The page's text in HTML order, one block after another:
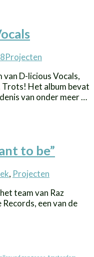
–
het
echte
levensverhaal
van
Karen
Carpenter
Categories
Projecten
D-licious Vocals,
Trots! Het album bevat
van onder meer …
to be”
, Projecten
team van Raz
een van de